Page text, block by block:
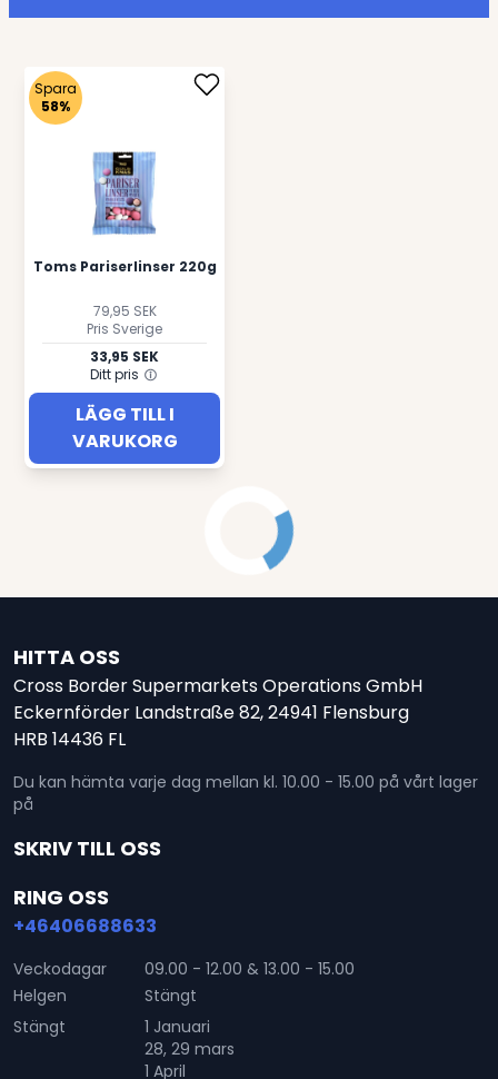
Spara
58%
Toms Pariserlinser 220g
79,95 SEK
Pris Sverige
33,95 SEK
Ditt pris
LÄGG TILL I
VARUKORG
HITTA OSS
Cross Border Supermarkets Operations GmbH
Eckernförder Landstraße 82, 24941 Flensburg
HRB 14436 FL
Du kan hämta varje dag mellan kl. 10.00 - 15.00 på vårt lager
på
SKRIV TILL OSS
RING OSS
+46406688633
Veckodagar
09.00 - 12.00 & 13.00 - 15.00
Helgen
Stängt
Stängt
1 Januari
28, 29 mars
1 April